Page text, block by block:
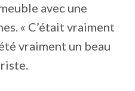
avec une
« C’était vraiment
vraiment un beau